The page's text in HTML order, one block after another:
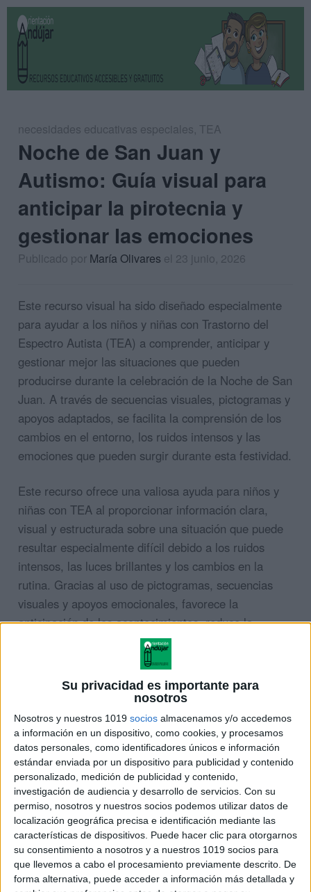
Su privacidad es importante para
nosotros
Nosotros y nuestros 1019 socios almacenamos y/o accedemos
a información en un dispositivo, como cookies, y procesamos
datos personales, como identificadores únicos e información
estándar enviada por un dispositivo para publicidad y contenido
personalizado, medición de publicidad y contenido,
investigación de audiencia y desarrollo de servicios. Con su
permiso, nosotros y nuestros socios podemos utilizar datos de
localización geográfica precisa e identificación mediante las
características de dispositivos. Puede hacer clic para otorgarnos
su consentimiento a nosotros y a nuestros 1019 socios para
que llevemos a cabo el procesamiento previamente descrito. De
forma alternativa, puede acceder a información más detallada y
necesidades educativas especiales, TEA
Noche de San Juan y
Autismo: Guía visual para
anticipar la pirotecnia y
gestionar las emociones
Publicado por María Olivares el 23 junio, 2026
Este recurso visual ha sido diseñado especialmente
para ayudar a los niños y niñas con Trastorno del
Espectro Autista (TEA) a comprender, anticipar y
gestionar mejor las situaciones que pueden
producirse durante la celebración de la Noche de San
Juan. A través de secuencias visuales, pictogramas y
apoyos adaptados, se facilita la comprensión de los
cambios en el entorno, los ruidos intensos y las
emociones que pueden surgir durante esta festividad.
Este recurso ofrece una valiosa ayuda para niños y
niñas con TEA al proporcionar información clara,
visual y estructurada sobre una situación que puede
resultar especialmente difícil debido a los ruidos
intensos, las luces brillantes y los cambios en la
rutina. Gracias al uso de pictogramas, secuencias
visuales y apoyos emocionales, favorece la
anticipación de los acontecimientos, reduce la
ansiedad y la incertidumbre, mejora la comprensión
de lo que ocurrirá antes, durante y después de la
celebración, y enseña estrategias de autorregulación
y comunicación. Además, facilita la labor de familias
y docentes al proporcionar herramientas prácticas
para acompañar al niño de forma respetuosa,
promoviendo su bienestar emocional, seguridad y
participación en la comunidad.